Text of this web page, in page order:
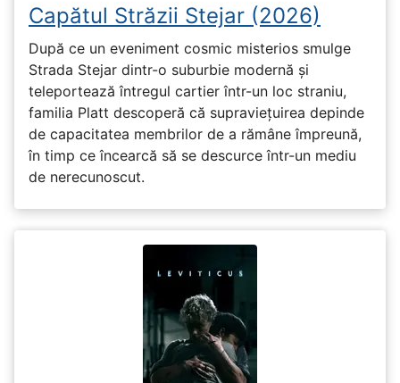
Capătul Străzii Stejar (2026)
După ce un eveniment cosmic misterios smulge
Strada Stejar dintr-o suburbie modernă și
teleportează întregul cartier într-un loc straniu,
familia Platt descoperă că supraviețuirea depinde
de capacitatea membrilor de a rămâne împreună,
în timp ce încearcă să se descurce într-un mediu
de nerecunoscut.